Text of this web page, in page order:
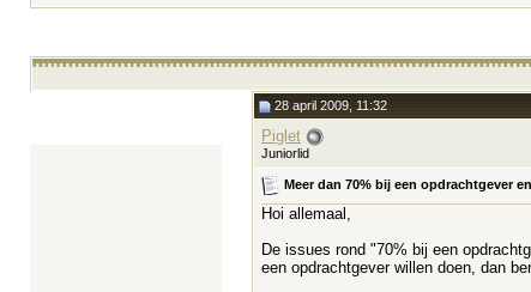
28 april 2009, 11:32
Piglet
Juniorlid
Meer dan 70% bij een opdrachtgever
Hoi allemaal,
De issues rond "70% bij een
een opdrachtgever willen doen, dan